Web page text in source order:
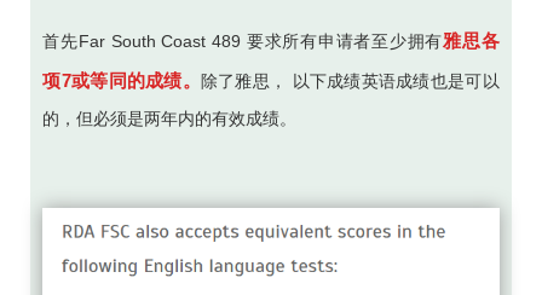
首先Far South Coast 489 要求所有申请者至少拥有雅思各
项7或等同的成绩。
除了雅思， 以下成绩英语成绩也是可以
的，但必须是两年内的有效成绩。